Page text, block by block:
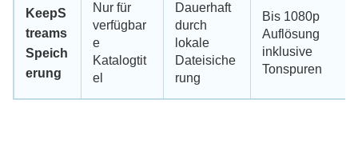
KeepS
treams
Speich
erung
Nur für
verfügbar
e
Katalogtit
el
Dauerhaft
durch
lokale
Dateisiche
rung
Bis 1080p
Auflösung
inklusive
Tonspuren